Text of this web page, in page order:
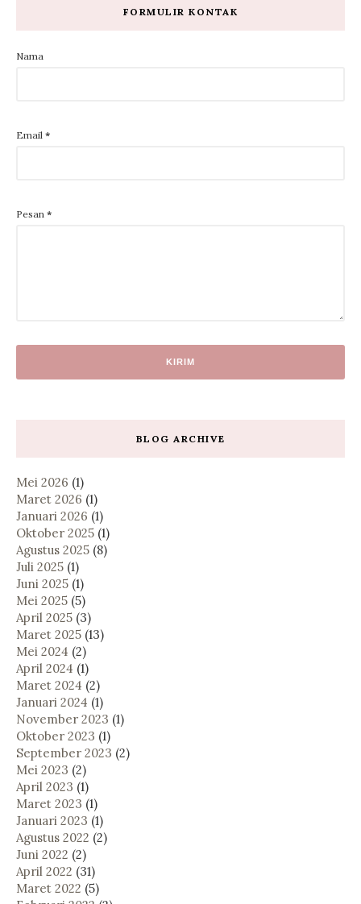
FORMULIR KONTAK
Nama
Email *
Pesan *
BLOG ARCHIVE
Mei 2026 (1)
Maret 2026 (1)
Januari 2026 (1)
Oktober 2025 (1)
Agustus 2025 (8)
Juli 2025 (1)
Juni 2025 (1)
Mei 2025 (5)
April 2025 (3)
Maret 2025 (13)
Mei 2024 (2)
April 2024 (1)
Maret 2024 (2)
Januari 2024 (1)
November 2023 (1)
Oktober 2023 (1)
September 2023 (2)
Mei 2023 (2)
April 2023 (1)
Maret 2023 (1)
Januari 2023 (1)
Agustus 2022 (2)
Juni 2022 (2)
April 2022 (31)
Maret 2022 (5)